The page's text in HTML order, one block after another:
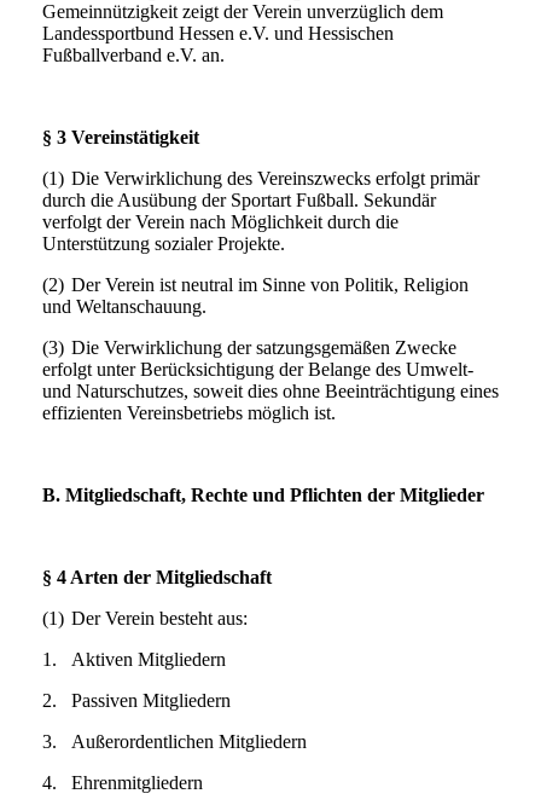
Gemeinnützigkeit zeigt der Verein unverzüglich dem
Landessportbund Hessen e.V. und Hessischen
Fußballverband e.V. an.
§ 3 Vereinstätigkeit
(1) Die Verwirklichung des Vereinszwecks erfolgt primär
durch die Ausübung der Sportart Fußball. Sekundär
verfolgt der Verein nach Möglichkeit durch die
Unterstützung sozialer Projekte.
(2) Der Verein ist neutral im Sinne von Politik, Religion
und Weltanschauung.
(3) Die Verwirklichung der satzungsgemäßen Zwecke
erfolgt unter Berücksichtigung der Belange des Umwelt-
und Naturschutzes, soweit dies ohne Beeinträchtigung eines
effizienten Vereinsbetriebs möglich ist.
B. Mitgliedschaft, Rechte und Pflichten der Mitglieder
§ 4 Arten der Mitgliedschaft
(1) Der Verein besteht aus:
1.
Aktiven Mitgliedern
2.
Passiven Mitgliedern
3.
Außerordentlichen Mitgliedern
4.
Ehrenmitgliedern